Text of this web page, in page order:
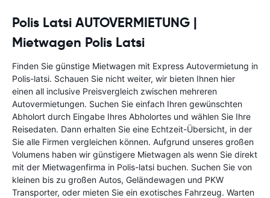
Polis Latsi AUTOVERMIETUNG |
Mietwagen Polis Latsi
Finden Sie günstige Mietwagen mit Express Autovermietung in
Polis-latsi. Schauen Sie nicht weiter, wir bieten Ihnen hier
einen all inclusive Preisvergleich zwischen mehreren
Autovermietungen. Suchen Sie einfach Ihren gewünschten
Abholort durch Eingabe Ihres Abholortes und wählen Sie Ihre
Reisedaten. Dann erhalten Sie eine Echtzeit-Übersicht, in der
Sie alle Firmen vergleichen können. Aufgrund unseres großen
Volumens haben wir günstigere Mietwagen als wenn Sie direkt
mit der Mietwagenfirma in Polis-latsi buchen. Suchen Sie von
kleinen bis zu großen Autos, Geländewagen und PKW
Transporter, oder mieten Sie ein exotisches Fahrzeug. Warten